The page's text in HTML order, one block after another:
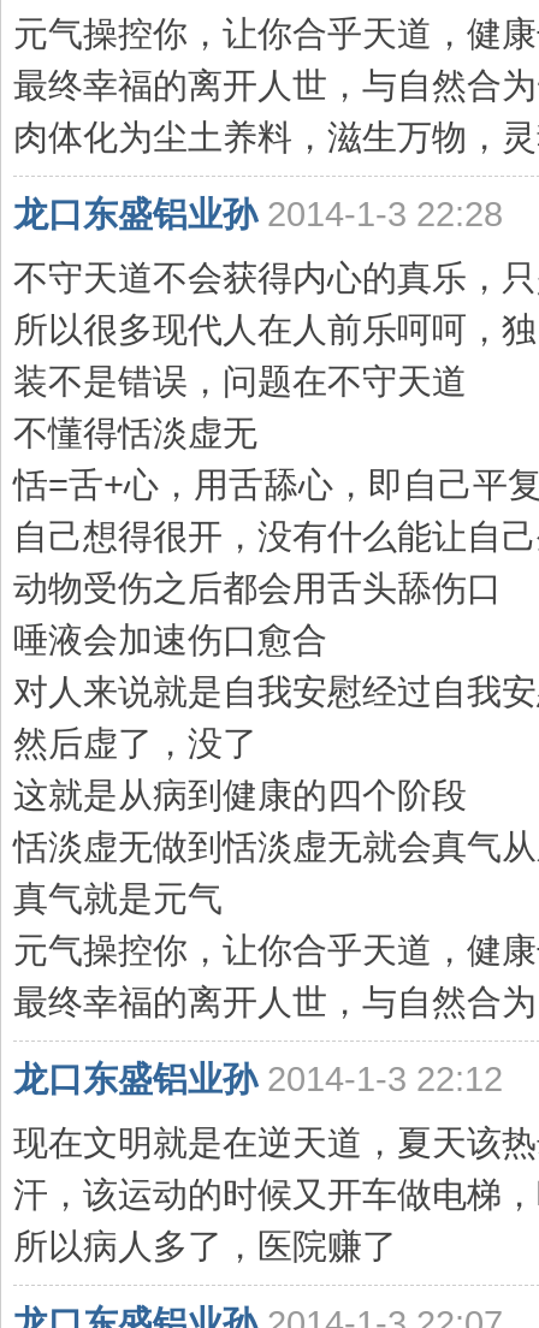
元气操控你，让你合乎天道，健
最终幸福的离开人世，与自然合
肉体化为尘土养料，滋生万物，
龙口东盛铝业孙 2014-1-3 22:28
不守天道不会获得内心的真乐，
所以很多现代人在人前乐呵呵，
装不是错误，问题在不守天道
不懂得恬淡虚无
恬=舌+心，用舌舔心，即自己平
自己想得很开，没有什么能让自
动物受伤之后都会用舌头舔伤口
唾液会加速伤口愈合
对人来说就是自我安慰经过自我
然后虚了，没了
这就是从病到健康的四个阶段
恬淡虚无做到恬淡虚无就会真气
真气就是元气
元气操控你，让你合乎天道，健
最终幸福的离开人世，与自然合
龙口东盛铝业孙 2014-1-3 22:12
现在文明就是在逆天道，夏天该
汗，该运动的时候又开车做电梯
所以病人多了，医院赚了